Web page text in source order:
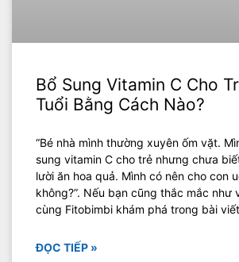
Bổ Sung Vitamin C Cho
Tuổi Bằng Cách Nào?
“Bé nhà mình thường xuyên ốm vặt.
sung vitamin C cho trẻ nhưng chưa
lười ăn hoa quả. Mình có nên cho con
không?”. Nếu bạn cũng thắc mắc như
cùng Fitobimbi khám phá trong bài viết
ĐỌC TIẾP »